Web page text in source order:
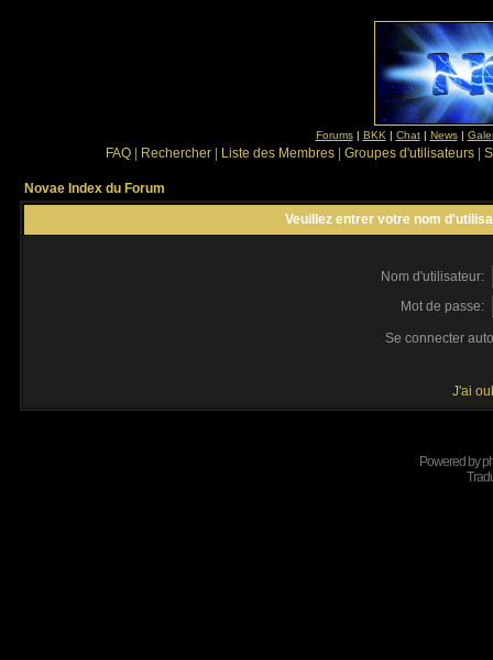
Forums| BKK | Chat| News|
FAQ Rechercher Liste des Membres Groupes d'utilisateurs
Novae Index du Forum
Veuillez entrer votre nom
Nom d'utilisateur:
Mot de passe:
Se connecter
J'ai
Powered by